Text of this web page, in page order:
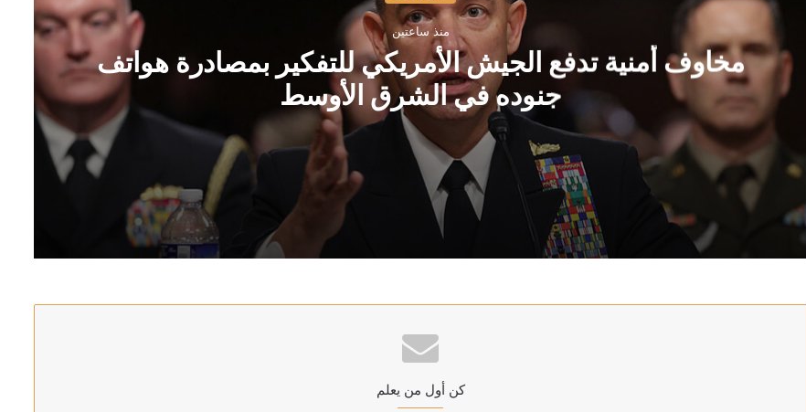
منذ ساعتين
مخاوف أمنية تدفع الجيش الأمريكي للتفكير بمصادرة هواتف
جنوده في الشرق الأوسط
منذ ساعتين
مخاوف أمنية تدفع الجيش الأمريكي للتفكير بمصادرة هواتف جنوده في الشرق الأوسط
كن أول من يعلم